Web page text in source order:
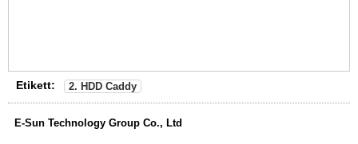
Etikett: 2. HDD Caddy
E-Sun Technology Group Co., Ltd